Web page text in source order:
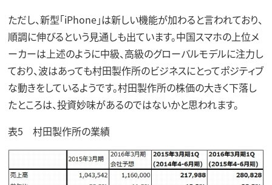
ただし、新型「iPhone」は新しい機能が加わると言われており、
順調に伸びるという見通しも出ています。中国スマホの上位メ
ーカーは上述のように中級、高級のグローバルモデルに注力し
ており、波はあっても村田製作所のビジネスにとってポジティブ
な動きをしているようです。村田製作所の株価の大きく下落し
たところは、投資妙味があるのではないかと思われます。
表5 村田製作所の業績